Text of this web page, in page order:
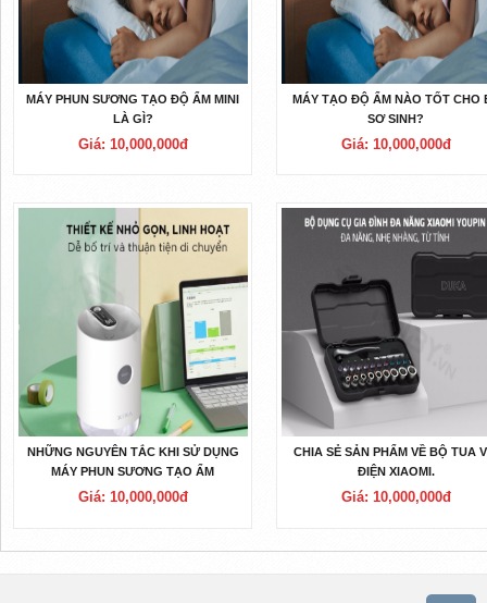
MÁY PHUN SƯƠNG TẠO ĐỘ ẨM MINI
LÀ GÌ?
Giá: 10,000,000đ
MÁY TẠO ĐỘ ẨM NÀO TỐT CHO
SƠ SINH?
Giá: 10,000,000đ
NHỮNG NGUYÊN TẮC KHI SỬ DỤNG
MÁY PHUN SƯƠNG TẠO ẨM
Giá: 10,000,000đ
CHIA SẺ SẢN PHẨM VỀ BỘ TUA
ĐIỆN XIAOMI.
Giá: 10,000,000đ